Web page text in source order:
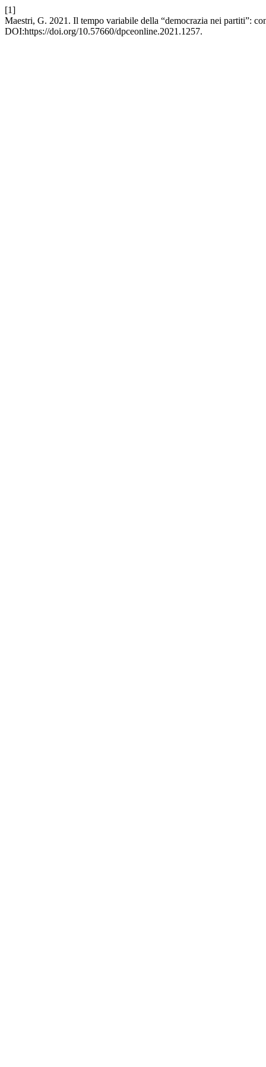
[1]
Maestri, G. 2021. Il tempo variabile della “democrazia nei partiti”:
DOI:https://doi.org/10.57660/dpceonline.2021.1257.